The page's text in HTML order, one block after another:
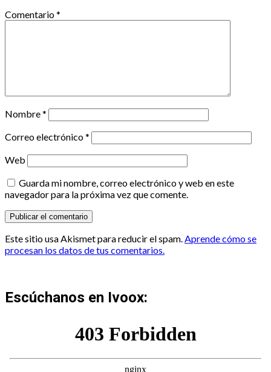
Comentario*
Nombre*
Correo electrónico*
Web
Guarda mi nombre, correo electrónico y web en este
navegador para la próxima vez que comente.
Este sitio usa Akismet para reducir el spam.Aprende cómo se
procesan los datos de tus comentarios.
Escúchanos en Ivoox: